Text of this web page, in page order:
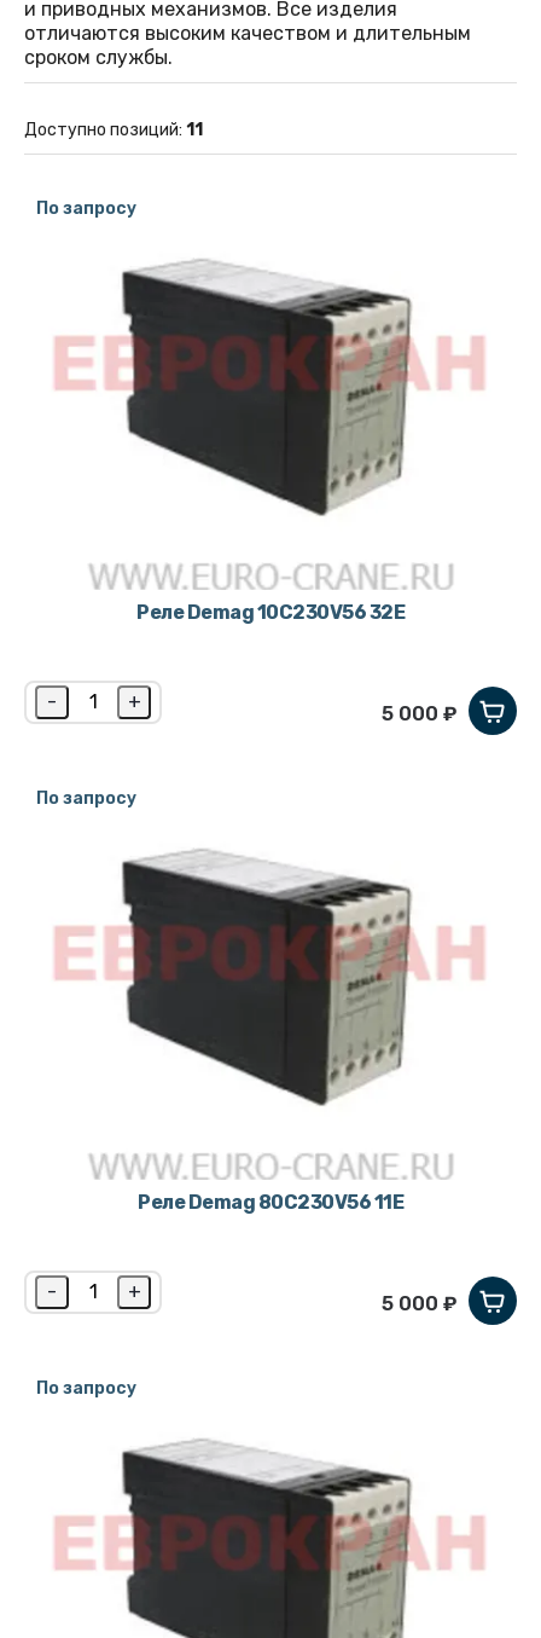
и приводных механизмов. Все изделия
отличаются высоким качеством и длительным
сроком службы.
Доступно позиций: 11
По запросу
Реле Demag 10C230V56 32E
- +
5 000 ₽
По запросу
Реле Demag 80C230V56 11E
- +
5 000 ₽
По запросу